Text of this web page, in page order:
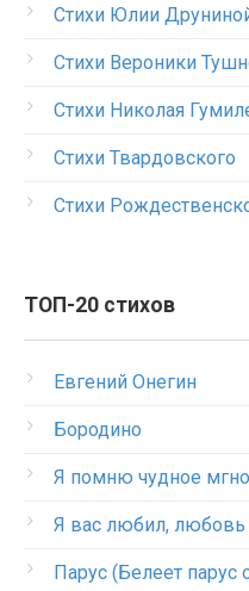
Стихи Юлии
Стихи Вероники
Стихи Николая
Стихи Твардовского
Стихи
ТОП-20 стихов
Евгений Онегин
Бородино
Я помню чудное
Я вас любил,
Парус (Белеет парус